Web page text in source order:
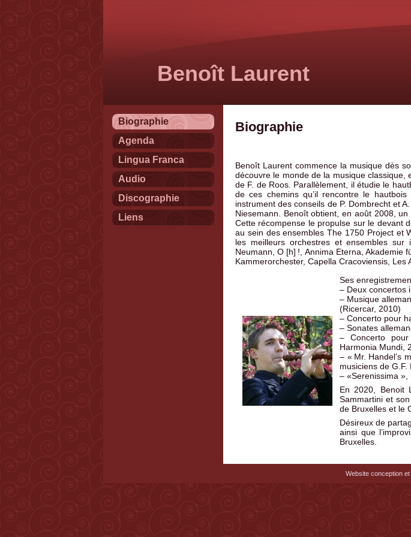
Benoît Laurent
Biographie
Agenda
Lingua Franca
Audio
Discographie
Liens
Biographie
Benoît Laurent commence la musique dès
découvre le monde de la musique
de F. de Roos. Parallèlement, il étudie le
de ces chemins qu’il rencontre le
instrument des conseils de P. Dombrecht et
Niesemann. Benoît obtient, en août 2008,
Cette récompense le propulse sur le devant
au sein des ensembles The 1750 Project et
les meilleurs orchestres et ensembles sur
Neumann, O [h] !, Annima Eterna, Akademie
Kammerorchester, Capella Cracoviensis,
Ses
– Deux concertos
– Musique
(Ricercar, 2010)
– Concerto pour
– Sonates
– Concerto
Harmonia Mundi,
– « Mr. Handel’s
musiciens de G.F.
– «Serenissima »,
En 2020, Benoit
Sammartini et
de Bruxelles et le
Désireux de
ainsi que
Bruxelles.
Website conception